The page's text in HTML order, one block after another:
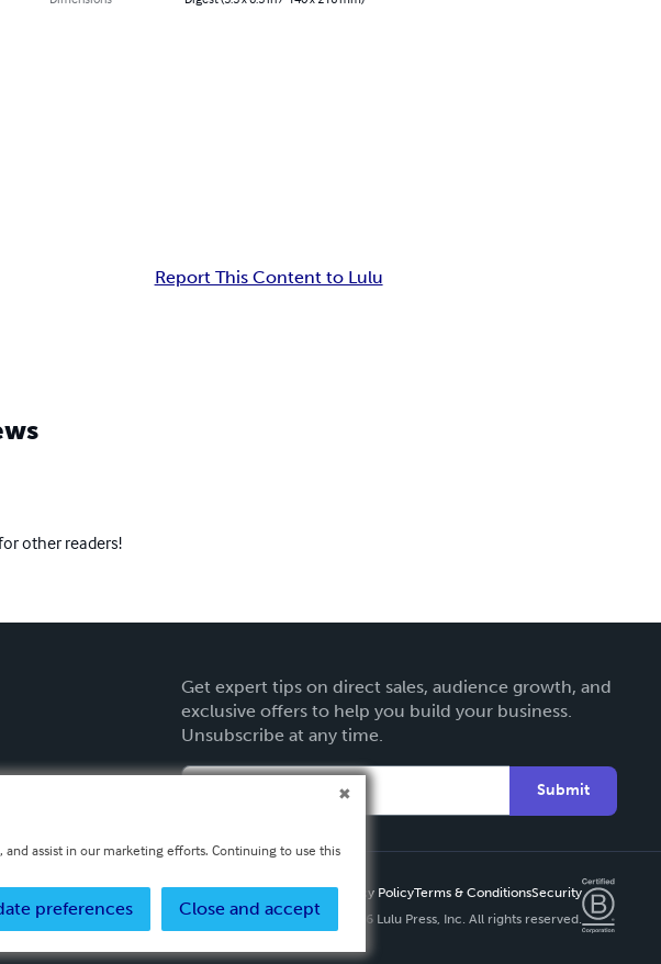
Report This Content to Lulu
other readers!
Get expert tips on direct sales, audience growth, and
exclusive offers to help you build your business.
Unsubscribe at any time.
Submit
Privacy PolicyTerms & ConditionsSecurity
Copyright ©
2026 Lulu Press, Inc. All rights reserved.
assist in our marketing efforts. Continuing to use this
Close and accept
preferences